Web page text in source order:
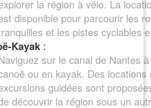
la région à vélo. La
disponible pour parcourir les
et les pistes cyclables
Kayak :
sur le canal de Nantes
ou en kayak. Des locations
guidées sont
découvrir la région sous un